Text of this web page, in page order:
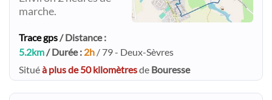
marche.
Trace gps/ Distance :
5.2km/ Durée : 2h / 79 - Deux-Sèvres
Situéà plus de 50 kilomètresde Bouresse